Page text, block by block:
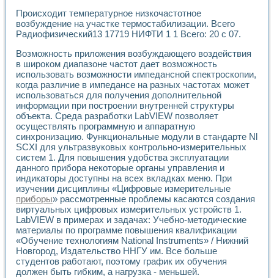
Использование виртуальных приборов в процесе
Использование программ ELECTRONICS WORKBENCH-
Лабораторный практикум по дисциплине «Цифровые
Лабораторный практикум по ИНС на основе LabVIEW
Лабораторный практикум по основам теории коммутации
Опыт использования NI LabVIEW для создания
Применение LabVIEW для исследования течения в
Создание виртуальной работы «Изучение магнитных
Обратный маятник
Устройство для изучения основ интерфейсов обмена по
Лабораторный практикум: изучение адиабатического
Стенд для исследования электрических переходных
Система статистической обработки результатов
Автоматизация лазерно-плазменных измерений с
Модельно-измерительный комплекс. Назначение. Состав.
Использование технологий NATIONAL INSTRUMENTS
Учебный практикум "Спектральный и корреляционный
Учебный стенд для исследования принципа действия
Оборудование и программное обеспечение учебных
Виртуальный лабораторный практикум для изучения
Управление роботом ТУР-10 средствами LabVIEW
Аппаратно-программный комплекс для исследования
Автоматизированный дистанционный лабораторный
Происходит температурное низкочастотное
возбуждение на участке термостабилизации. Всего
Радиофизический13 17719 НИФТИ 1 1 Всего: 20 с 07.
Возможность приложения возбуждающего воздействия
в широком диапазоне частот дает возможность
использовать возможности импедансной спектроскопии,
когда различие в импедансе на разных частотах может
использоваться для получения дополнительной
информации при построении внутренней структуры
объекта. Среда разработки LabVIEW позволяет
осуществлять программную и аппаратную
синхронизацию. Функциональные модули в стандарте Nl
SCXI для ультразвуковых контрольно-измерительных
систем 1. Для повышения удобства эксплуатации
данного прибора некоторые органы управления и
индикаторы доступны на всех вкладках меню. При
изучении дисциплины «Цифровые измерительные
приборы» рассмотренные проблемы касаются создания
виртуальных цифровых измерительных устройств 1.
LabVIEW в примерах и задачах: Учебно-методические
материалы по программе повышения квалификации
«Обучение технологиям National Instruments» / Нижний
Новгород, Издательство ННГУ им. Все больше
студентов работают, поэтому график их обучения
должен быть гибким, а нагрузка - меньшей.